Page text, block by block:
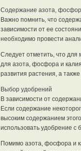
Содержание азота,
Важно помнить, что
зависимости от ее
необходимо провести
Следует отметить, что
для азота, фосфора и
развития растения, а
Выбор удобрений
В зависимости от
Если содержание
высоким содержанием
использовать удобрение с
Помимо азота, фосфора и